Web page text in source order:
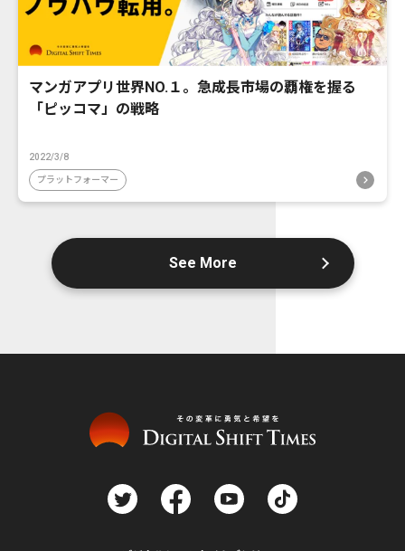
マンガアプリ世界NO.１。急成長市場の覇権を握る
「ピッコマ」の戦略
2022/3/8
プラットフォーマー
See More